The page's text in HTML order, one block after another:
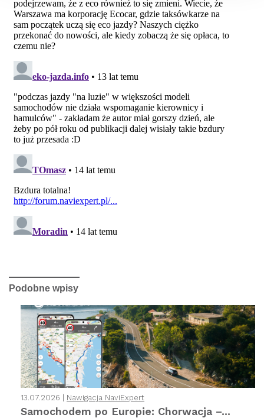
Podobne wpisy
13.07.2026 | Nawigacja NaviExpert
Samochodem po Europie: Chorwacja –...